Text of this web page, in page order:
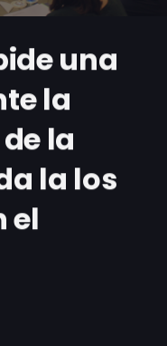
una
la
la
la los
el